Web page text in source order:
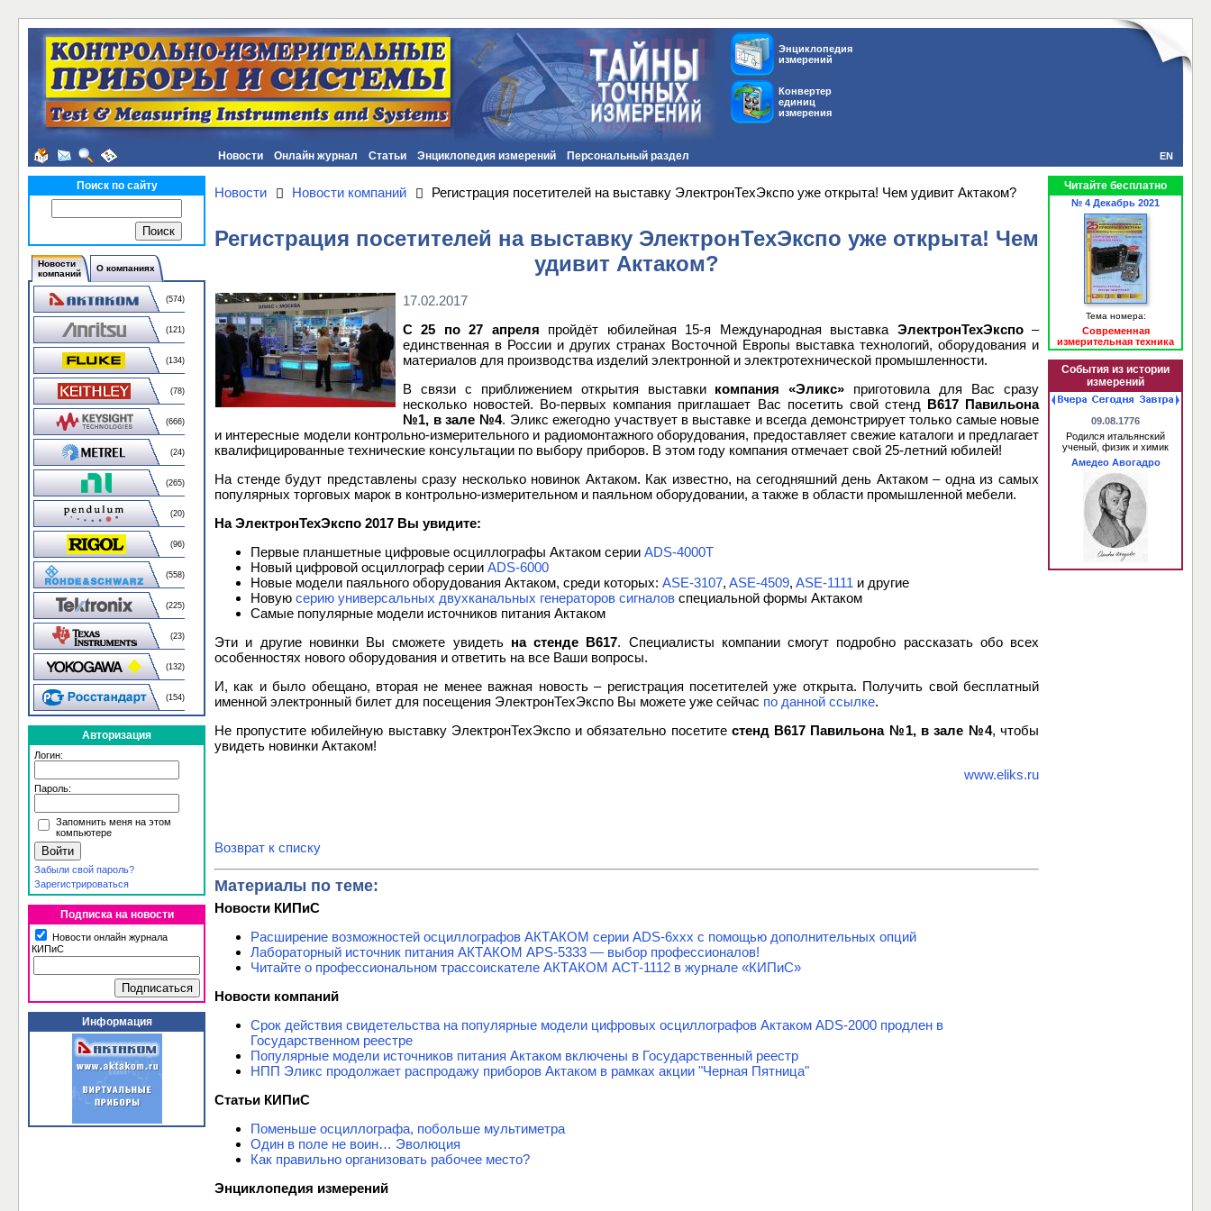
Энциклопедия
измерений
Конвертер
единиц
измерения
Новости Онлайн журнал Статьи Энциклопедия измерений Персональный раздел EN
Поиск по сайту
Новости
компаний
О компаниях
(574)
(121)
(134)
(78)
(666)
(24)
(265)
(20)
(96)
(558)
(225)
(23)
(132)
(154)
Авторизация
Логин:
Пароль:
Запомнить меня на этом
компьютере
Забыли свой пароль?
Зарегистрироваться
Подписка на новости
Новости онлайн журнала
КИПиС
Информация
Новости Новости компаний Регистрация посетителей на выставку ЭлектронТехЭкспо уже открыта! Чем удивит Актаком?
Регистрация посетителей на выставку ЭлектронТехЭкспо уже открыта! Чем
удивит Актаком?
17.02.2017
С 25 по 27 апреля пройдёт юбилейная 15-я Международная выставка ЭлектронТехЭкспо–
единственная в России и других странах Восточной Европы выставка технологий, оборудования и
материалов для производства изделий электронной и электротехнической промышленности.
В связи с приближением открытия выставки компания «Эликс» приготовила для Вас сразу
несколько новостей. Во-первых компания приглашает Вас посетить свой стенд B617 Павильона
№1, в зале №4. Эликс ежегодно участвует в выставке и всегда демонстрирует только самые новые
и интересные модели контрольно-измерительного и радиомонтажного оборудования, предоставляет свежие каталоги и предлагает
квалифицированные технические консультации по выбору приборов. В этом году компания отмечает свой 25-летний юбилей!
На стенде будут представлены сразу несколько новинок Актаком. Как известно, на сегодняшний день Актаком – одна из самых
популярных торговых марок в контрольно-измерительном и паяльном оборудовании, а также в области промышленной мебели.
На ЭлектронТехЭкспо 2017 Вы увидите:
Первые планшетные цифровые осциллографы Актаком серии ADS-4000T
Новый цифровой осциллограф серии ADS-6000
Новые модели паяльного оборудования Актаком, среди которых: ASE-3107, ASE-4509, ASE-1111 и другие
Новую серию универсальных двухканальных генераторов сигналов специальной формы Актаком
Самые популярные модели источников питания Актаком
Эти и другие новинки Вы сможете увидеть на стенде B617. Специалисты компании смогут подробно рассказать обо всех
особенностях нового оборудования и ответить на все Ваши вопросы.
И, как и было обещано, вторая не менее важная новость – регистрация посетителей уже открыта. Получить свой бесплатный
именной электронный билет для посещения ЭлектронТехЭкспо Вы можете уже сейчас по данной ссылке.
Не пропустите юбилейную выставку ЭлектронТехЭкспо и обязательно посетитестенд B617 Павильона №1, в зале №4, чтобы
увидеть новинки Актаком!
www.eliks.ru
Возврат к списку
Материалы по теме:
Новости КИПиС
Расширение возможностей осциллографов АКТАКОМ серии ADS-6ххх с помощью дополнительных опций
Лабораторный источник питания АКТАКОМ APS-5333 — выбор профессионалов!
Читайте о профессиональном трассоискателе АКТАКОМ АСТ-1112 в журнале «КИПиС»
Новости компаний
Срок действия свидетельства на популярные модели цифровых осциллографов Актаком ADS-2000 продлен в
Государственном реестре
Популярные модели источников питания Актаком включены в Государственный реестр
НПП Эликс продолжает распродажу приборов Актаком в рамках акции "Черная Пятница"
Статьи КИПиС
Поменьше осциллографа, побольше мультиметра
Один в поле не воин… Эволюция
Как правильно организовать рабочее место?
Энциклопедия измерений
Читайте бесплатно
№ 4 Декабрь 2021
Тема номера:
Современная
измерительная техника
События из истории
измерений
09.08.1776
Родился итальянский
ученый, физик и химик
Амедео Авогадро